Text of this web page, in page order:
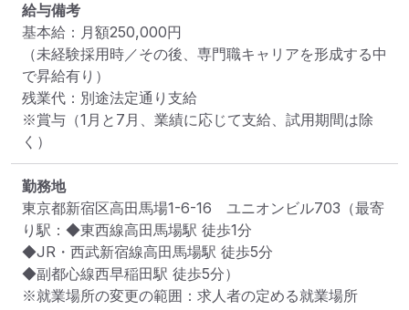
給与備考
基本給：月額250,000円
（未経験採用時／その後、専門職キャリアを形成する中
で昇給有り）
残業代：別途法定通り支給
※賞与（1月と7月、業績に応じて支給、試用期間は除
く）
勤務地
東京都新宿区高田馬場1-6-16　ユニオンビル703 （最寄
り駅：◆東西線高田馬場駅 徒歩1分
◆JR・西武新宿線高田馬場駅 徒歩5分
◆副都心線西早稲田駅 徒歩5分）
※就業場所の変更の範囲：求人者の定める就業場所